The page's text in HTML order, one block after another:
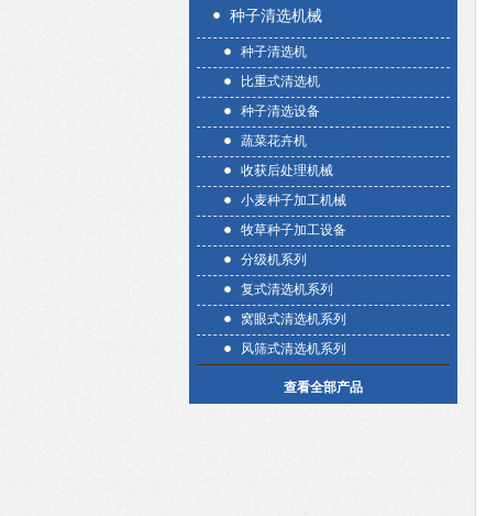
种子清选机械
种子清选机
比重式清选机
种子清选设备
蔬菜花卉机
收获后处理机械
小麦种子加工机械
牧草种子加工设备
分级机系列
复式清选机系列
窝眼式清选机系列
风筛式清选机系列
查看全部产品